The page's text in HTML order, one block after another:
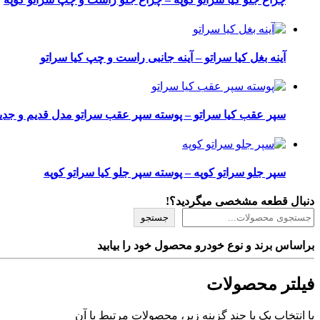
آینه بغل کیا سراتو – آینه جانبی راست و چپ کیا سراتو
سپر عقب کیا سراتو – پوسته سپر عقب سراتو مدل قدیم و
سپر جلو سراتو کوپه – پوسته سپر جلو کیا سراتو کوپه
دنبال قطعه مشخصی میگردید؟!
جستجو
براساس برند و نوع خودرو محصول خود را بیابید
فیلتر محصولات
با انتخاب یک یا چند گزینه زیر، محصولات مرتبط با آن